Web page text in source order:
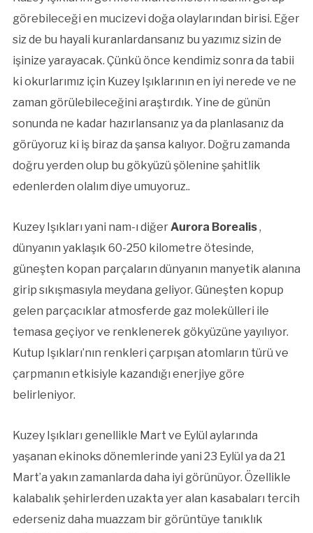
görebileceği en mucizevi doğa olaylarından birisi. Eğer
siz de bu hayali kuranlardansanız bu yazımız sizin de
işinize yarayacak. Çünkü önce kendimiz sonra da tabii
ki okurlarımız için Kuzey Işıklarının en iyi nerede ve ne
zaman görülebileceğini araştırdık. Yine de günün
sonunda ne kadar hazırlansanız ya da planlasanız da
görüyoruz ki iş biraz da şansa kalıyor. Doğru zamanda
doğru yerden olup bu gökyüzü şölenine şahitlik
edenlerden olalım diye umuyoruz..
Kuzey Işıkları yani nam-ı diğerAurora Borealis,
dünyanın yaklaşık 60-250 kilometre ötesinde,
güneşten kopan parçaların dünyanın manyetik alanına
girip sıkışmasıyla meydana geliyor. Güneşten kopup
gelen parçacıklar atmosferde gaz molekülleri ile
temasa geçiyor ve renklenerek gökyüzüne yayılıyor.
Kutup Işıkları’nın renkleri çarpışan atomların türü ve
çarpmanın etkisiyle kazandığı enerjiye göre
belirleniyor.
Kuzey Işıkları genellikle Mart ve Eylül aylarında
yaşanan ekinoks dönemlerinde yani 23 Eylül ya da 21
Mart’a yakın zamanlarda daha iyi görünüyor. Özellikle
kalabalık şehirlerden uzakta yer alan kasabaları tercih
ederseniz daha muazzam bir görüntüye tanıklık